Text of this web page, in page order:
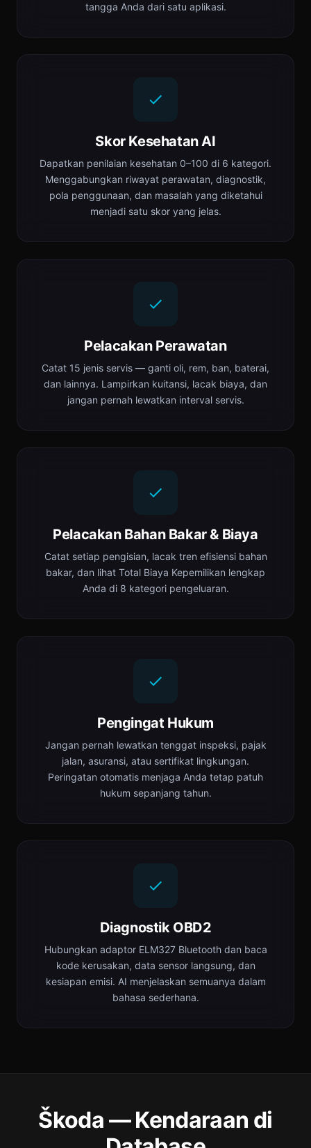
tangga Anda dari satu aplikasi.
Skor Kesehatan AI
Dapatkan penilaian kesehatan 0–100 di 6 kategori.
Menggabungkan riwayat perawatan, diagnostik,
pola penggunaan, dan masalah yang diketahui
menjadi satu skor yang jelas.
Pelacakan Perawatan
Catat 15 jenis servis — ganti oli, rem, ban, baterai,
dan lainnya. Lampirkan kuitansi, lacak biaya, dan
jangan pernah lewatkan interval servis.
Pelacakan Bahan Bakar & Biaya
Catat setiap pengisian, lacak tren efisiensi bahan
bakar, dan lihat Total Biaya Kepemilikan lengkap
Anda di 8 kategori pengeluaran.
Pengingat Hukum
Jangan pernah lewatkan tenggat inspeksi, pajak
jalan, asuransi, atau sertifikat lingkungan.
Peringatan otomatis menjaga Anda tetap patuh
hukum sepanjang tahun.
Diagnostik OBD2
Hubungkan adaptor ELM327 Bluetooth dan baca
kode kerusakan, data sensor langsung, dan
kesiapan emisi. AI menjelaskan semuanya dalam
bahasa sederhana.
Škoda — Kendaraan di